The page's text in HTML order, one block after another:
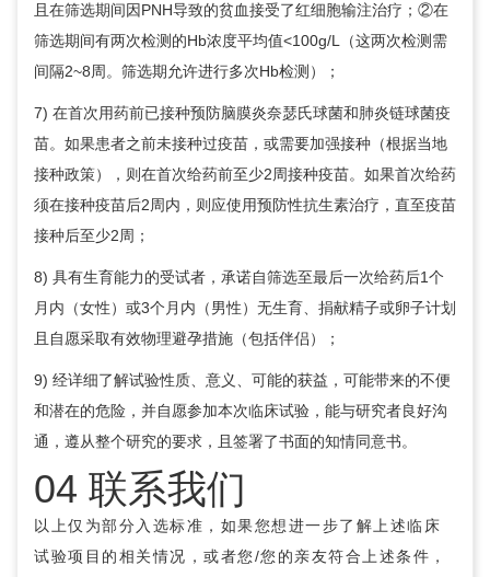
且在筛选期间因PNH导致的贫血接受了红细胞输注治疗；②在
筛选期间有两次检测的Hb浓度平均值<100g/L（这两次检测需
间隔2~8周。筛选期允许进行多次Hb检测）；
7) 在首次用药前已接种预防脑膜炎奈瑟氏球菌和肺炎链球菌疫
苗。如果患者之前未接种过疫苗，或需要加强接种（根据当地
接种政策），则在首次给药前至少2周接种疫苗。如果首次给药
须在接种疫苗后2周内，则应使用预防性抗生素治疗，直至疫苗
接种后至少2周；
8) 具有生育能力的受试者，承诺自筛选至最后一次给药后1个
月内（女性）或3个月内（男性）无生育、捐献精子或卵子计划
且自愿采取有效物理避孕措施（包括伴侣）；
9) 经详细了解试验性质、意义、可能的获益，可能带来的不便
和潜在的危险，并自愿参加本次临床试验，能与研究者良好沟
通，遵从整个研究的要求，且签署了书面的知情同意书。
04 联系我们
以上仅为部分入选标准，如果您想进一步了解上述临床
试验项目的相关情况，或者您/您的亲友符合上述条件，